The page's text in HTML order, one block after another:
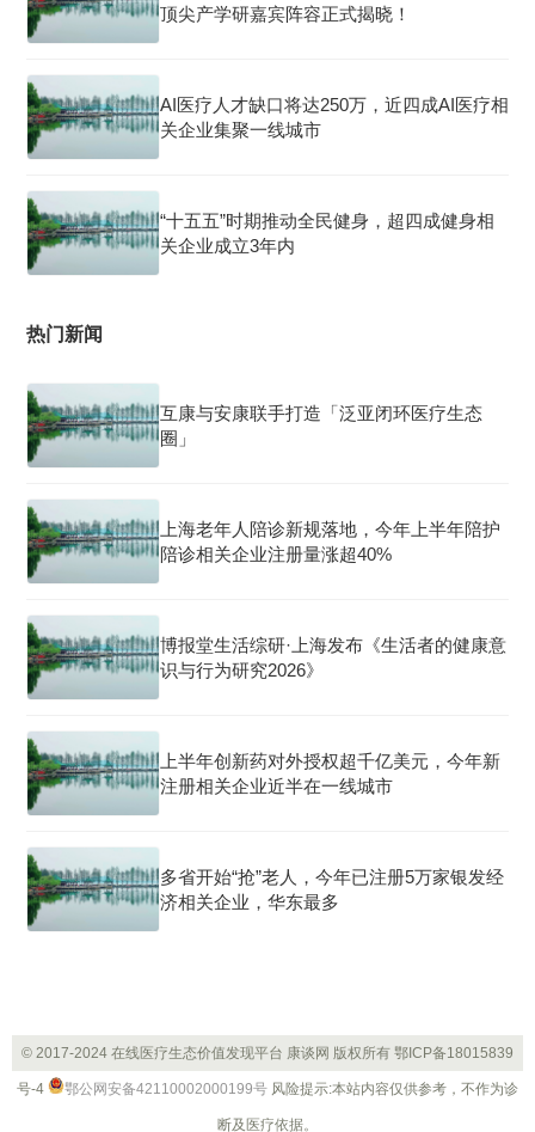
顶尖产学研嘉宾阵容正式揭晓！
AI医疗人才缺口将达250万，近四成AI医疗相
关企业集聚一线城市
“十五五”时期推动全民健身，超四成健身相
关企业成立3年内
热门新闻
互康与安康联手打造「泛亚闭环医疗生态
圈」
上海老年人陪诊新规落地，今年上半年陪护
陪诊相关企业注册量涨超40%
博报堂生活综研·上海发布《生活者的健康意
识与行为研究2026》
上半年创新药对外授权超千亿美元，今年新
注册相关企业近半在一线城市
多省开始“抢”老人，今年已注册5万家银发经
济相关企业，华东最多
© 2017-2024 在线医疗生态价值发现平台 康谈网 版权所有 鄂ICP备18015839
号-4 鄂公网安备42110002000199号 风险提示:本站内容仅供参考，不作为诊
断及医疗依据。